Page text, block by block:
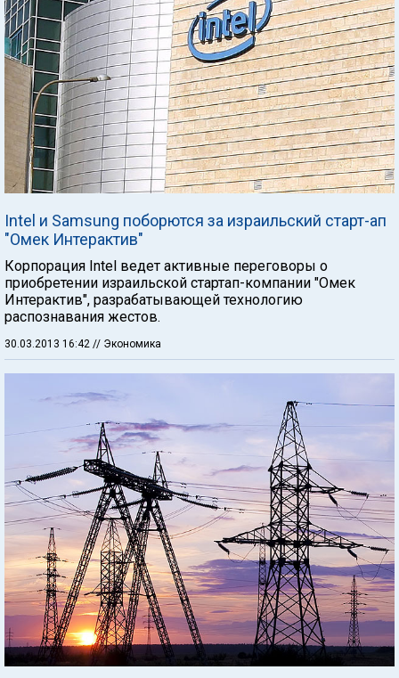
Intel и Samsung поборются за израильский старт-ап
"Омек Интерактив"
Корпорация Intel ведет активные переговоры о
приобретении израильской стартап-компании "Омек
Интерактив", разрабатывающей технологию
распознавания жестов.
30.03.2013 16:42 // Экономика